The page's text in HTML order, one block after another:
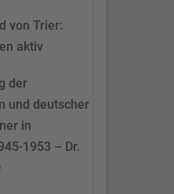
Video
by
von Trier:
aktiv
der
und deutscher
in
1953 – Dr.